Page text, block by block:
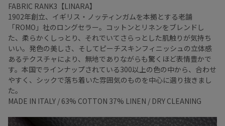
FABRIC RANK3【LINARA】
1902年創立、イギリス・ノッティンガムを本拠とする老舗
「ROMO」社のロングセラー。コットンとリネンをブレンドし
た、柔らかくしっとり、それでいてさらっとした肌触りが気持ち
いい。発色の美しさ、そしてピーチスキンフィニッシュの立体感
あるテクスチャにより、無地でありながらも驚くほど表情豊かで
す。本国でラインナップされている300以上の色の中から、合わせ
やすく、シックで落ち着いた雰囲気のものを中心に選り抜きまし
た。
MADE IN ITALY / 63% COTTON 37% LINEN / DRY CLEANING